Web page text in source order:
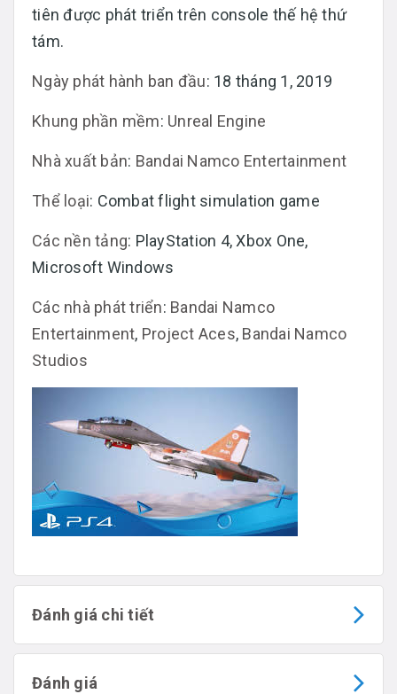
tiên được phát triển trên console thế hệ thứ
tám.
Ngày phát hành ban đầu: 18 tháng 1, 2019
Khung phần mềm: Unreal Engine
Nhà xuất bản: Bandai Namco Entertainment
Thể loại: Combat flight simulation game
Các nền tảng: PlayStation 4, Xbox One,
Microsoft Windows
Các nhà phát triển: Bandai Namco
Entertainment, Project Aces, Bandai Namco
Studios
Đánh giá chi tiết
Đánh giá